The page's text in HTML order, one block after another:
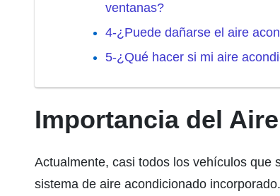
ventanas?
4-¿Puede dañarse el aire
5-¿Qué hacer si mi aire
Importancia del
Actualmente, casi todos los vehículos que
sistema de aire acondicionado